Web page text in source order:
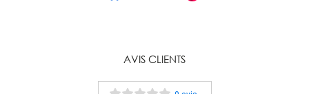
AVIS CLIENTS